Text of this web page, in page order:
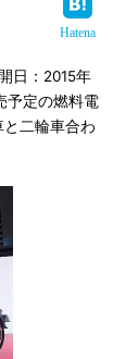
Hatena
日：2015年
予定の燃料電
二輪車合わ